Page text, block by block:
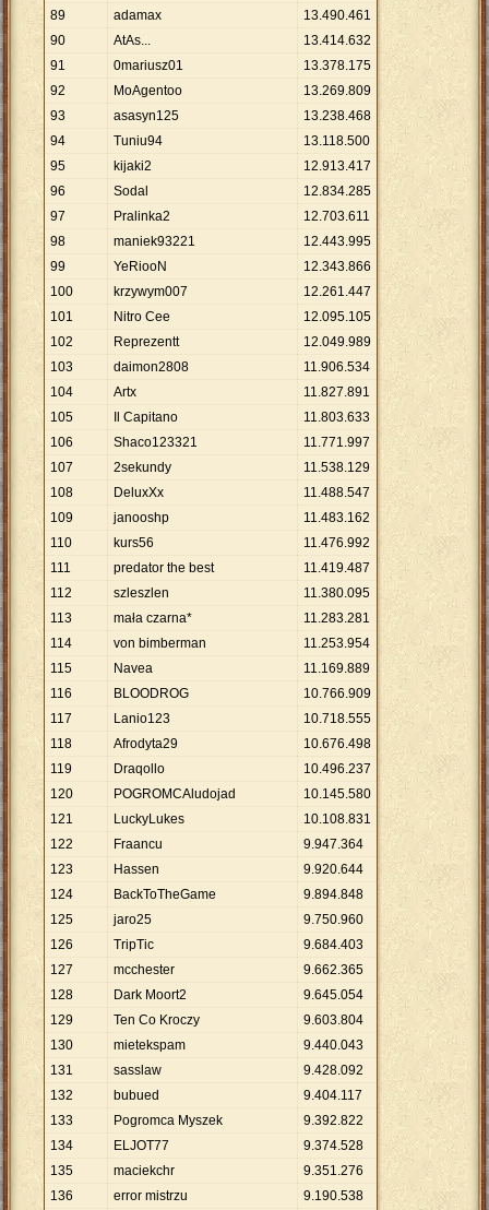
89
adamax 13.490.461
90
AtAs... 13.414.632
91
0mariusz01 13.378.175
92
MoAgentoo 13.269.809
93
asasyn125 13.238.468
94
Tuniu94 13.118.500
95
kijaki2 12.913.417
96
Sodal 12.834.285
97
Pralinka2 12.703.611
98
maniek93221 12.443.995
99
YeRiooN 12.343.866
100
krzywym007 12.261.447
101
Nitro Cee 12.095.105
102
Reprezentt 12.049.989
103
daimon2808 11.906.534
104
Artx 11.827.891
105
Il Capitano 11.803.633
106
Shaco123321 11.771.997
107
2sekundy 11.538.129
108
DeluxXx 11.488.547
109
janooshp 11.483.162
110
kurs56 11.476.992
111
predator the best 11.419.487
112
szleszlen 11.380.095
113
mała czarna* 11.283.281
114
von bimberman 11.253.954
115
Navea 11.169.889
116
BLOODROG 10.766.909
117
Lanio123 10.718.555
118
Afrodyta29 10.676.498
119
Draqollo 10.496.237
120
POGROMCAludojad 10.145.580
121
LuckyLukes 10.108.831
122
Fraancu 9.947.364
123
Hassen 9.920.644
124
BackToTheGame 9.894.848
125
jaro25 9.750.960
126
TripTic 9.684.403
127
mcchester 9.662.365
128
Dark Moort2 9.645.054
129
Ten Co Kroczy 9.603.804
130
mietekspam 9.440.043
131
sasslaw 9.428.092
132
bubued 9.404.117
133
Pogromca Myszek 9.392.822
134
ELJOT77 9.374.528
135
maciekchr 9.351.276
136
error mistrzu 9.190.538